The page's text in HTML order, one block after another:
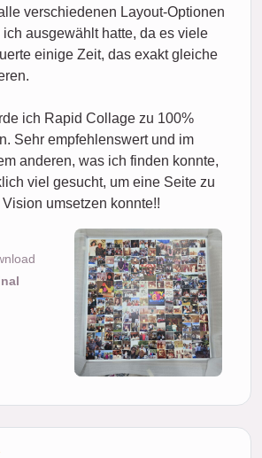
verschiedenen Layout-Optionen
ausgewählt hatte, da es viele
einige Zeit, das exakt gleiche
ich Rapid Collage zu 100%
Sehr empfehlenswert und im
anderen, was ich finden konnte,
viel gesucht, um eine Seite zu
umsetzen konnte!!